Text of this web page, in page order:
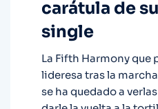
carátula de
single
La Fifth Harmony que
lideresa tras la
se ha quedado a